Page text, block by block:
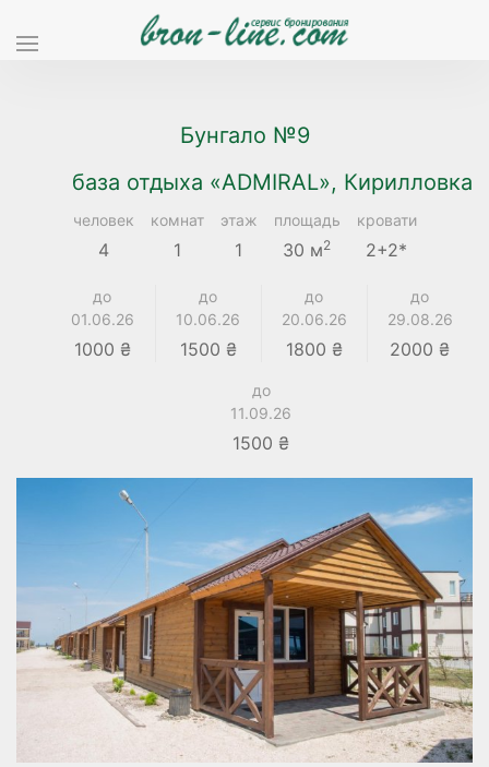
Бунгало №9
база отдыха «ADMIRAL», Кирилловка
человек
4
комнат
1
этаж
1
площадь
30 м2
кровати
2+2*
до
01.06.26
1000 ₴
до
10.06.26
1500 ₴
до
20.06.26
1800 ₴
до
29.08.26
2000 ₴
до
11.09.26
1500 ₴